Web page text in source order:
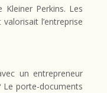
Perkins. Les
l’entreprise
un entrepreneur
Le porte-documents